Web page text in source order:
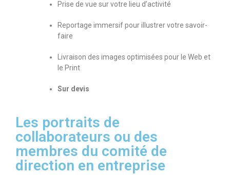
Prise de vue sur votre lieu d’activité
Reportage immersif pour illustrer votre savoir-
faire
Livraison des images optimisées pour le Web et
le Print
Sur devis
Les portraits de
collaborateurs ou des
membres du comité de
direction en entreprise